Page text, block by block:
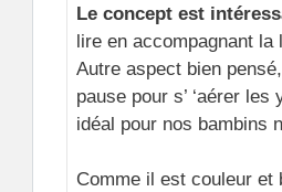
Le concept est
lire en accompagnant
Autre aspect bien
pause pour s’ ‘aérer
idéal pour nos bambins
Comme il est couleur et